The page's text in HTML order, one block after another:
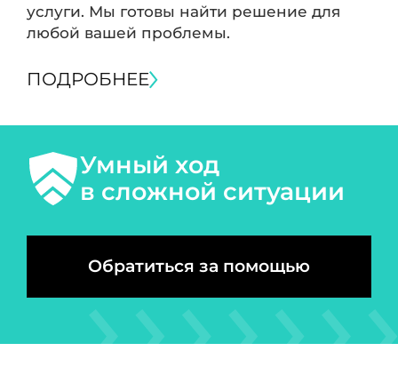
услуги. Мы готовы найти решение для
любой вашей проблемы.
ПОДРОБНЕЕ
Умный ход
в сложной ситуации
Обратиться за помощью